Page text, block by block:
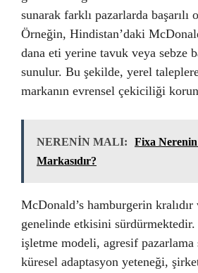
sunarak farklı pazarlarda başarılı
Örneğin, Hindistan’daki
dana eti yerine tavuk veya sebze
sunulur. Bu şekilde, yerel
markanın evrensel çekiciliği
NERENİN MALI:
Fixa Nerenin
Markasıdır?
McDonald’s hamburgerin kralıdır
genelinde etkisini sürdürmektedir.
işletme modeli, agresif
küresel adaptasyon yeteneği,